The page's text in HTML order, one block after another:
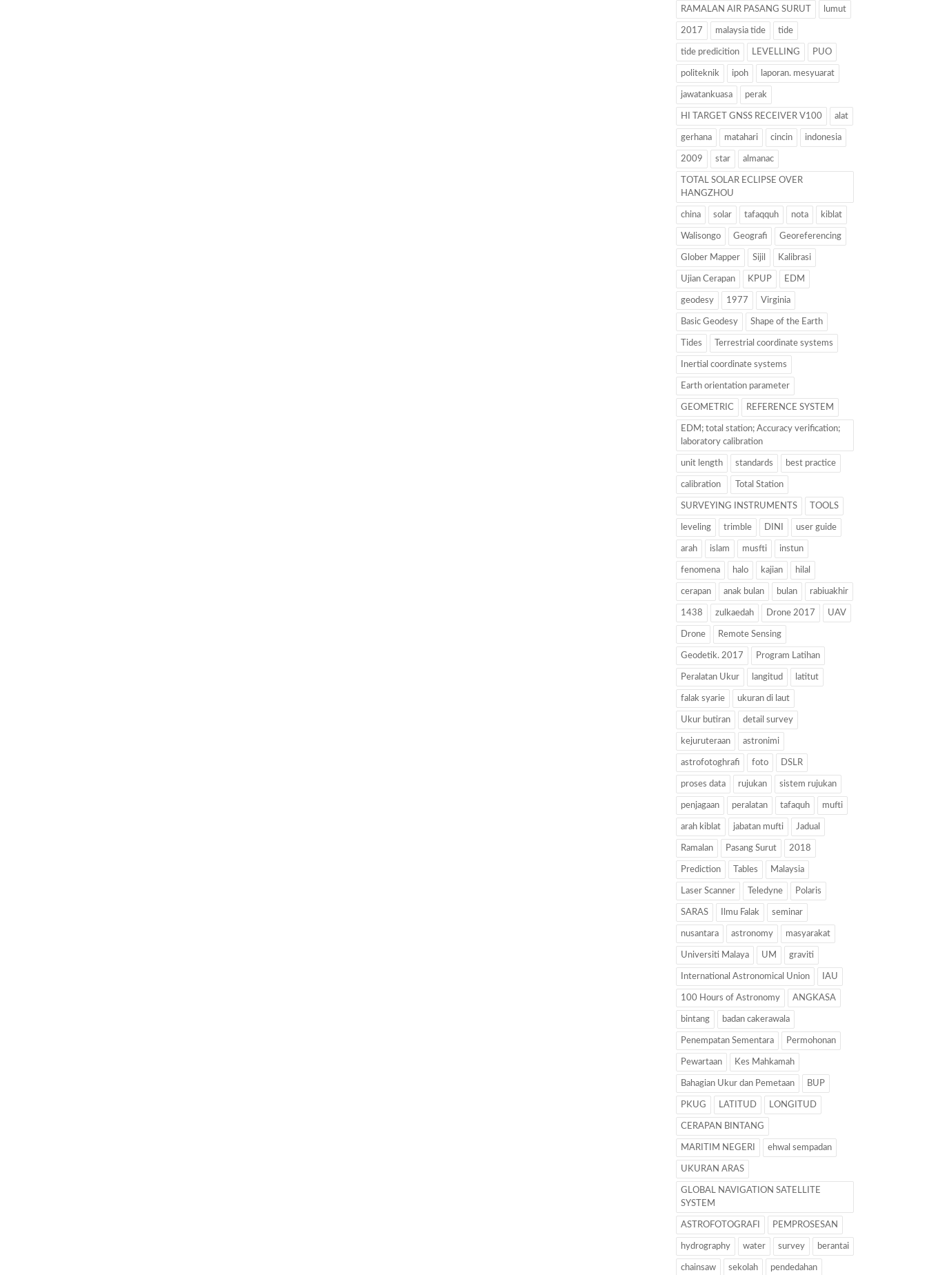
RAMALAN AIR PASANG SURUT lumut
2017 malaysia tide tide
tide predicition LEVELLING PUO
politeknik ipoh laporan. mesyuarat
jawatankuasa perak
HI TARGET GNSS RECEIVER V100 alat
gerhana matahari cincin indonesia
2009 star almanac
TOTAL SOLAR ECLIPSE OVER
HANGZHOU
china solar tafaqquh nota kiblat
Walisongo Geografi Georeferencing
Glober Mapper Sijil Kalibrasi
Ujian Cerapan KPUP EDM
geodesy 1977 Virginia
Basic Geodesy Shape of the Earth
Tides Terrestrial coordinate systems
Inertial coordinate systems
Earth orientation parameter
GEOMETRIC REFERENCE SYSTEM
EDM; total station; Accuracy verification;
laboratory calibration
unit length standards best practice
calibration Total Station
SURVEYING INSTRUMENTS TOOLS
leveling trimble DINI user guide
arah islam musfti instun
fenomena halo kajian hilal
cerapan anak bulan bulan rabiuakhir
1438 zulkaedah Drone 2017 UAV
Drone Remote Sensing
Geodetik. 2017 Program Latihan
Peralatan Ukur langitud latitut
falak syarie ukuran di laut
Ukur butiran detail survey
kejuruteraan astronimi
astrofotoghrafi foto DSLR
proses data rujukan sistem rujukan
penjagaan peralatan tafaquh mufti
arah kiblat jabatan mufti Jadual
Ramalan Pasang Surut 2018
Prediction Tables Malaysia
Laser Scanner Teledyne Polaris
SARAS Ilmu Falak seminar
nusantara astronomy masyarakat
Universiti Malaya UM graviti
International Astronomical Union IAU
100 Hours of Astronomy ANGKASA
bintang badan cakerawala
Penempatan Sementara Permohonan
Pewartaan Kes Mahkamah
Bahagian Ukur dan Pemetaan BUP
PKUG LATITUD LONGITUD
CERAPAN BINTANG
MARITIM NEGERI ehwal sempadan
UKURAN ARAS
GLOBAL NAVIGATION SATELLITE
SYSTEM
ASTROFOTOGRAFI PEMPROSESAN
hydrography water survey berantai
chainsaw sekolah pendedahan